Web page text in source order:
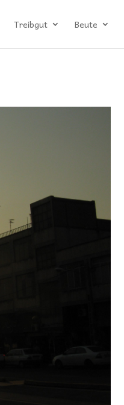
Treibgut Beute